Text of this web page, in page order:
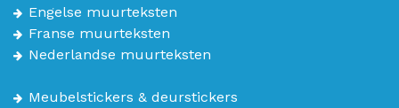
Engelse muurteksten
Franse muurteksten
Nederlandse muurteksten
Meubelstickers & deurstickers